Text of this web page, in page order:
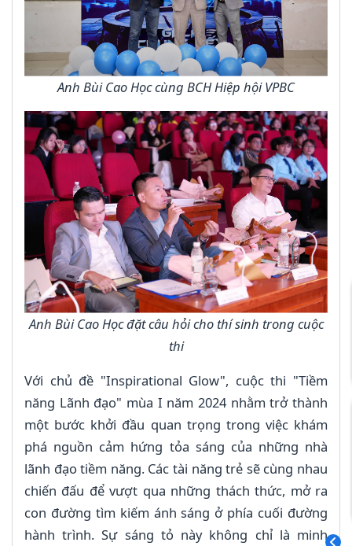
Anh Bùi Cao Học cùng BCH Hiệp hội VPBC
Anh Bùi Cao Học đặt câu hỏi cho thí sinh trong cuộc
thi
Với chủ đề "Inspirational Glow", cuộc thi "Tiềm
năng Lãnh đạo" mùa I năm 2024 nhằm trở thành
một bước khởi đầu quan trọng trong việc khám
phá nguồn cảm hứng tỏa sáng của những nhà
lãnh đạo tiềm năng. Các tài năng trẻ sẽ cùng nhau
chiến đấu để vượt qua những thách thức, mở ra
con đường tìm kiếm ánh sáng ở phía cuối đường
hành trình. Sự sáng tỏ này không chỉ là minh